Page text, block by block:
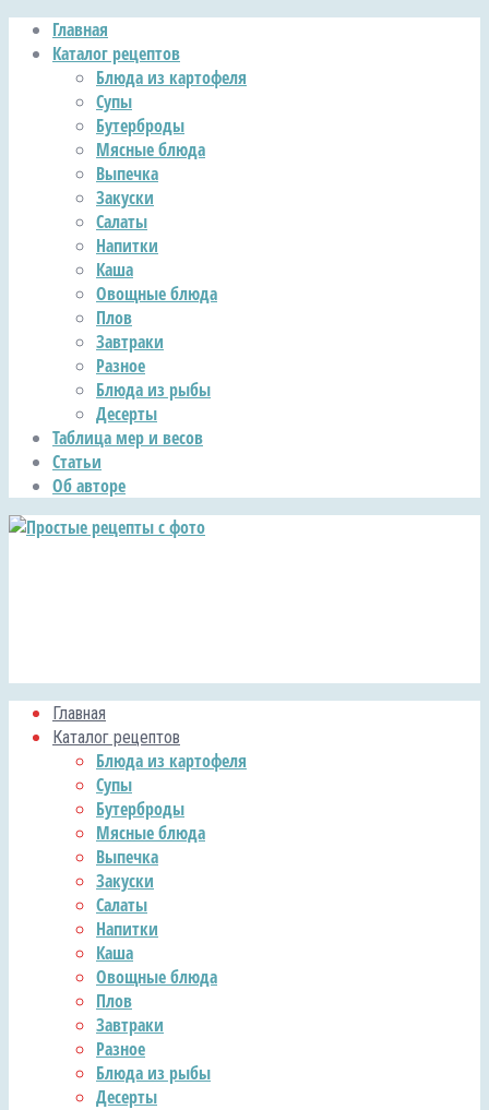
Главная
Каталог рецептов
Блюда из картофеля
Супы
Бутерброды
Мясные блюда
Выпечка
Закуски
Салаты
Напитки
Каша
Овощные блюда
Плов
Завтраки
Разное
Блюда из рыбы
Десерты
Таблица мер и весов
Статьи
Об авторе
Главная
Каталог рецептов
Блюда из картофеля
Супы
Бутерброды
Мясные блюда
Выпечка
Закуски
Салаты
Напитки
Каша
Овощные блюда
Плов
Завтраки
Разное
Блюда из рыбы
Десерты